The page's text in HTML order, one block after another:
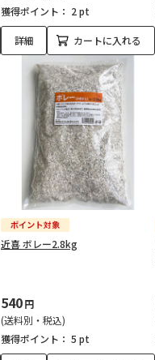
獲得ポイント： 2 pt
詳細 カートに入れる
近喜 ボレー2.8kg
540円
(送料別・税込)
獲得ポイント： 5 pt